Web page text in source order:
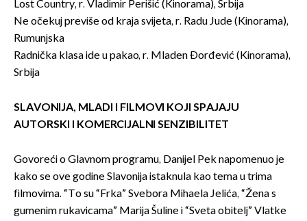
Lost Country, r. Vladimir Perišić (Kinorama), Srbija
Ne očekuj previše od kraja svijeta, r. Radu Jude (Kinorama),
Rumunjska
Radnička klasa ide u pakao, r. Mladen Đorđević (Kinorama),
Srbija
SLAVONIJA, MLADI I FILMOVI KOJI SPAJAJU
AUTORSKI I KOMERCIJALNI SENZIBILITET
Govoreći o Glavnom programu, Danijel Pek napomenuo je
kako se ove godine Slavonija istaknula kao tema u trima
filmovima. “To su “Frka” Svebora Mihaela Jelića, “Žena s
gumenim rukavicama” Marija Šuline i “Sveta obitelj” Vlatke